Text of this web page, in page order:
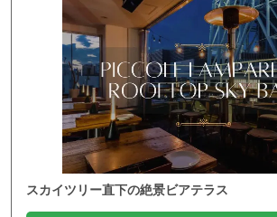
スカイツリー直下の絶景ビアテラス